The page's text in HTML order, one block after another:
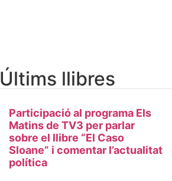
Últims llibres
Participació al programa Els
Matins de TV3 per parlar
sobre el llibre “El Caso
Sloane” i comentar l’actualitat
política